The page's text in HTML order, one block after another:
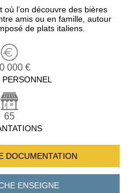
où l’on découvre des bières
amis ou en famille, autour
de plats italiens.
000 €
65
DOCUMENTATION
ENSEIGNE